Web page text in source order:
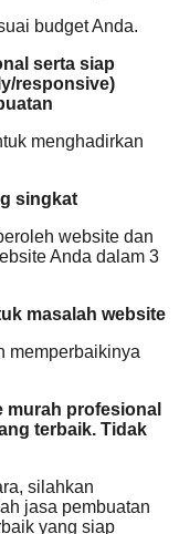
budget Anda.
serta siap
responsive)
menghadirkan
singkat
website dan
Anda dalam 3
masalah website
memperbaikinya
murah profesional
terbaik. Tidak
silahkan
jasa pembuatan
yang siap